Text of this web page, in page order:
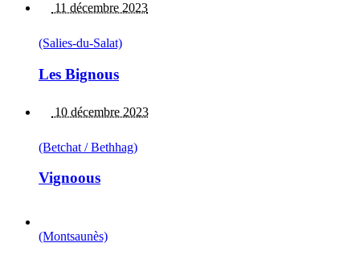
11 décembre 2023
(Salies-du-Salat)
Les Bignous
10 décembre 2023
(Betchat / Bethhag)
Vignoous
(Montsaunès)